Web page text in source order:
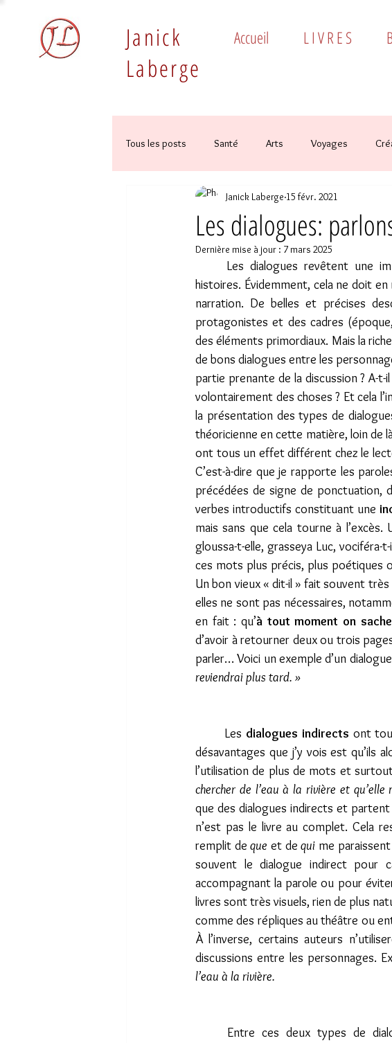
Janick
Laberge
Accueil L I V R E S
Tous les posts Santé Arts Voyages
Les dialogues:
Janick Laberge 15 févr. 2021
Dernière mise à jour : 7 mars 2025
histoires. Évidemment, cela ne doit
narration. De belles et précises
protagonistes et des cadres
des éléments primordiaux. Mais la
de bons dialogues entre les
partie prenante de la discussion ? A-t-
volontairement des choses ? Et cela
la présentation des types de
théoricienne en cette matière, loin de
ont tous un effet différent chez le
C’est-à-dire que je rapporte les
précédées de signe de ponctuation,
verbes introductifs constituant une
mais sans que cela tourne à
gloussa-t-elle, grasseya Luc,
ces mots plus précis, plus poétiques
Un bon vieux « dit-il » fait souvent
elles ne sont pas nécessaires,
en fait : qu’à tout moment on
d’avoir à retourner deux ou trois
parler… Voici un exemple d’un
reviendrai plus tard. »
	Les
dialogues indirects ont
désavantages que j’y vois est qu’ils
l’utilisation de plus de mots et
chercher de l’eau à la rivière et
que des dialogues indirects et
n’est pas le livre au complet. Cela
remplit de que et de qui me
souvent le dialogue indirect pour
accompagnant la parole ou pour
livres sont très visuels, rien de plus
comme des répliques au théâtre ou
À l’inverse, certains auteurs
discussions entre les personnages.
l’eau à la rivière.